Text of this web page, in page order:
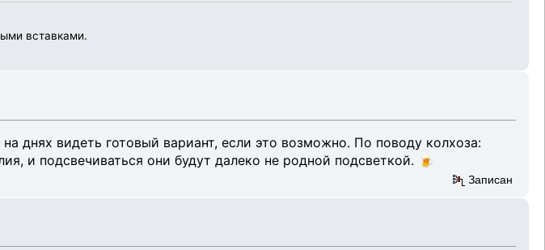
вставками.
днях видеть готовый вариант, если это возможно. По поводу колхоза:
и подсвечиваться они будут далеко не родной подсветкой. 🍺
Записан